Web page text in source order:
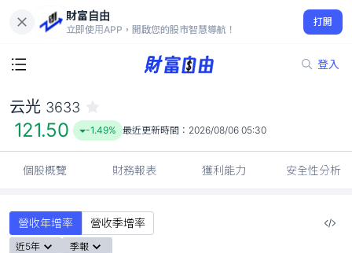
財富自由
立即使用APP，開啟您的股市智慧導航！
打開
登入
121.50
-1.49%
云光 3633
121.50 -1.49% 最近更新時間： 2026/08/06 05:30
個股概覽 財務報表 獲利能力 安全性分析
營收年增率 營收季增率
近5年 季報